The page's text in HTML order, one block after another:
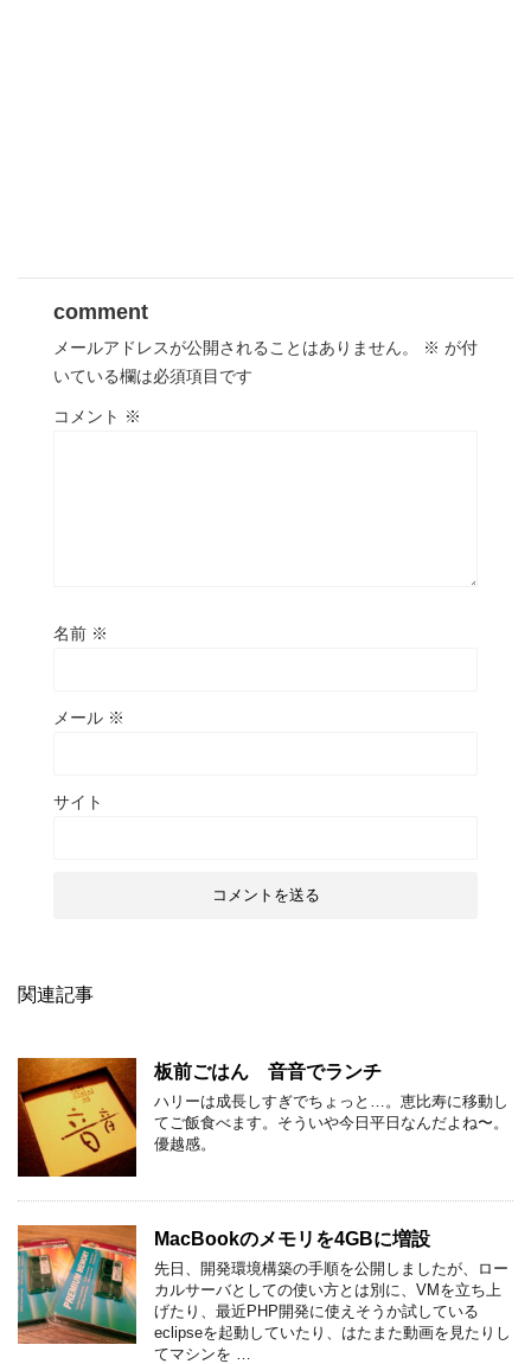
comment
メールアドレスが公開されることはありません。 ※ が付
いている欄は必須項目です
コメント ※
名前 ※
メール ※
サイト
関連記事
板前ごはん 音音でランチ
ハリーは成長しすぎでちょっと…。恵比寿に移動し
てご飯食べます。そういや今日平日なんだよね〜。
優越感。
MacBookのメモリを4GBに増設
先日、開発環境構築の手順を公開しましたが、ロー
カルサーバとしての使い方とは別に、VMを立ち上
げたり、最近PHP開発に使えそうか試している
eclipseを起動していたり、はたまた動画を見たりし
てマシンを …